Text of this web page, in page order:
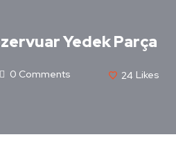
Yedek Parça
0 Comments 24 Likes